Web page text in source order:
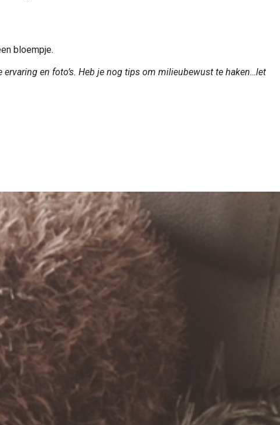
bloempje.
en foto’s. Heb je nog tips om milieubewust te haken…let